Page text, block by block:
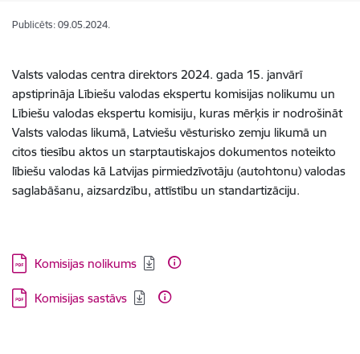
Publicēts: 09.05.2024.
Valsts valodas centra direktors 2024. gada 15. janvārī
apstiprināja Lībiešu valodas ekspertu komisijas nolikumu un
Lībiešu valodas ekspertu komisiju, kuras mērķis ir nodrošināt
Valsts valodas likumā, Latviešu vēsturisko zemju likumā un
citos tiesību aktos un starptautiskajos dokumentos noteikto
lībiešu valodas kā Latvijas pirmiedzīvotāju (autohtonu) valodas
saglabāšanu, aizsardzību, attīstību un standartizāciju.
Lejupielādēt:
Komisijas nolikums
Lejupielādēt:
Komisijas sastāvs